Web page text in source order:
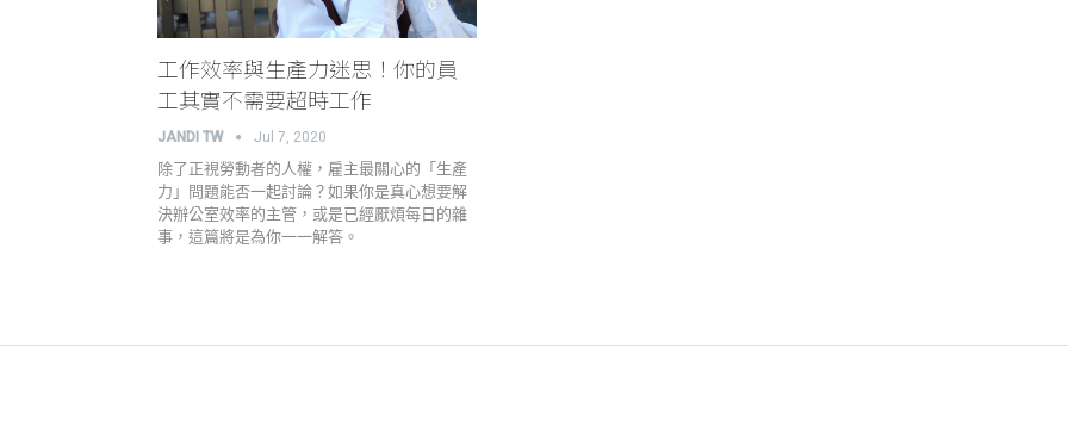
工作效率與生產力迷思！你的員
工其實不需要超時工作
JANDI TW Jul 7, 2020
除了正視勞動者的人權，雇主最關心的「生產
力」問題能否一起討論？如果你是真心想要解
決辦公室效率的主管，或是已經厭煩每日的雜
事，這篇將是為你一一解答。